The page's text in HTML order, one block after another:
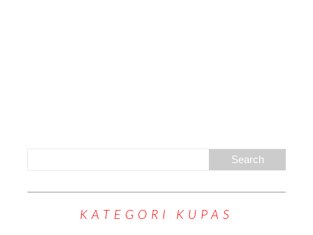
KATEGORI KUPAS